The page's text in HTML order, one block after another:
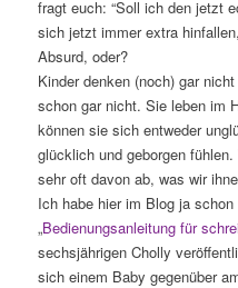
fragt euch: “Soll ich den jetzt
sich jetzt immer extra
Absurd, oder?
Kinder denken (noch) gar
schon gar nicht. Sie leben im
können sie sich entweder
glücklich und geborgen
sehr oft davon ab, was wir
Ich habe hier im Blog ja
„Bedienungsanleitung für
sechsjährigen Cholly
sich einem Baby gegenüber